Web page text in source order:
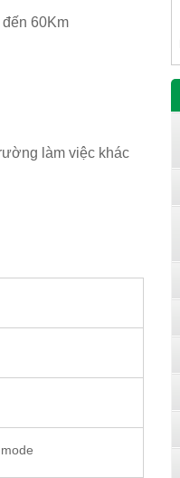
60Km
làm việc khác